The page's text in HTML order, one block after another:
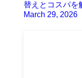
替えとコスパを
March 29, 2026